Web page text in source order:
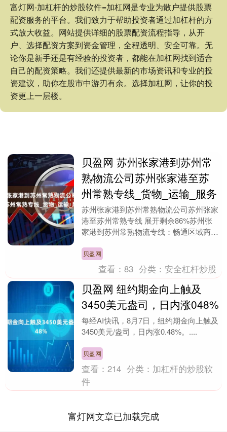
富灯网-加杠杆的炒股软件=加杠网是专业为散户提供股票
配资服务的平台。我们致力于帮助投资者通过加杠杆的方
式放大收益。网站提供详细的股票配资流程指导，从开
户、选择配资方案到资金管理，全程透明、安全可靠。无
论你是新手还是有经验的投资者，都能在加杠网找到适合
自己的配资策略。我们还提供最新的市场资讯和专业的投
资建议，助你在股市中游刃有余。选择加杠网，让你的投
资更上一层楼。
贝盈网 苏州张家港到苏州常
熟物流公司苏州张家港至苏
州常熟专线_货物_运输_服务
苏州张家港到苏州常熟物流公司苏州张家
港至苏州常熟专线 展开剩余86%苏州张
家港到苏州常熟物流专线：畅通区域商贸
中，苏州张家港....
贝盈网
查看：83 分类：安全杠杆炒股
贝盈网 纽约期金向上触及
3450美元盎司，日内涨048%
每经AI快讯，8月7日，纽约期金向上触及
3450美元/盎司，日内涨0.48%。....
贝盈网
查看：214 分类： 加杠杆的炒股软
件
富灯网文章已加载完成